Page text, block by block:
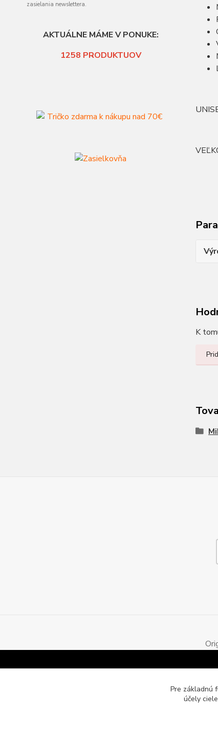
zasielania newslettera.
AKTUÁLNE MÁME V PONUKE:
1258 PRODUKTUOV
K
Pre základnú
účely